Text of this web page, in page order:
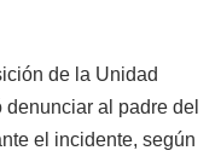
de la Unidad
al padre del
el incidente, según